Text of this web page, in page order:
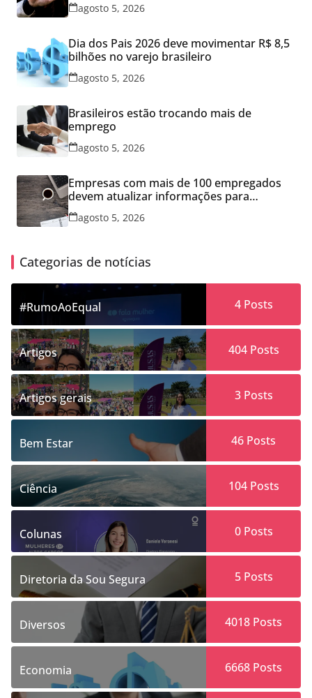
agosto 5, 2026
Dia dos Pais 2026 deve movimentar R$ 8,5
bilhões no varejo brasileiro
agosto 5, 2026
Brasileiros estão trocando mais de
emprego
agosto 5, 2026
Empresas com mais de 100 empregados
devem atualizar informações para
Relatório de Transparência Salarial
agosto 5, 2026
Categorias de notícias
#RumoAoEqual 4Posts
Artigos 404Posts
Artigos gerais 3Posts
Bem Estar 46 Posts
Ciência 104Posts
Colunas 0Posts
Diretoria da Sou Segura 5Posts
Diversos 4018 Posts
Economia 6668 Posts